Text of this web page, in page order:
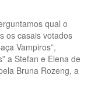
qual o
os casais votados
Vampiros”,
a Stefan e Elena de
Bruna Rozeng, a